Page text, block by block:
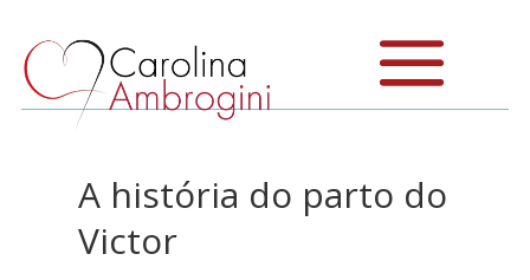
A história do parto do
Victor